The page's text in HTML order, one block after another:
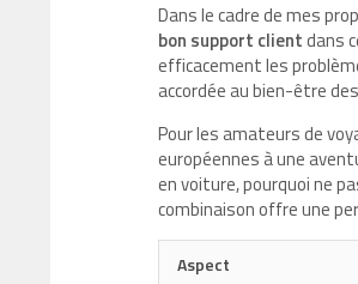
Dans le cadre de mes
bon support clientdans
efficacement les
accordée au bien-être
Pour les amateurs de
européennes à une
en voiture, pourquoi ne
combinaison offre une
Aspect